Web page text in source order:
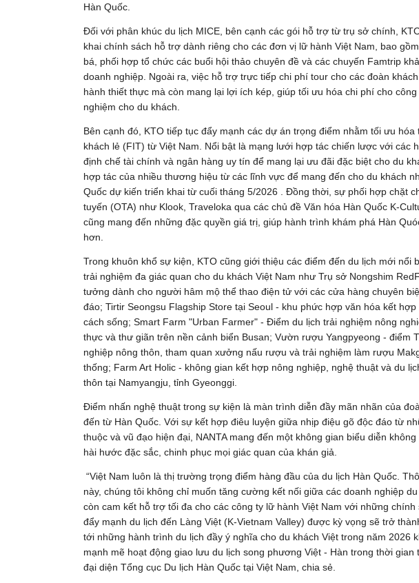
Hàn Quốc.
Đối với phân khúc du lịch MICE, bên cạnh các gói hỗ trợ từ trụ sở chính,
khai chính sách hỗ trợ dành riêng cho các đơn vị lữ hành Việt Nam, bao
bá, phối hợp tổ chức các buổi hội thảo chuyên đề và các chuyến Famtrip
doanh nghiệp. Ngoài ra, việc hỗ trợ trực tiếp chi phí tour cho các đoàn
hành thiết thực mà còn mang lại lợi ích kép, giúp tối ưu hóa chi phí cho
nghiệm cho du khách.
Bên cạnh đó, KTO tiếp tục đẩy mạnh các dự án trọng điểm nhằm tối ưu
khách lẻ (FIT) từ Việt Nam. Nổi bật là mạng lưới hợp tác chiến lược với các
định chế tài chính và ngân hàng uy tín để mang lại ưu đãi đặc biệt cho du
hợp tác của nhiều thương hiệu từ các lĩnh vực để mang đến cho du khách
Quốc dự kiến triển khai từ cuối tháng 5/2026 . Đồng thời, sự phối hợp chặt
tuyến (OTA) như Klook, Traveloka qua các chủ đề Văn hóa Hàn Quốc K-
cũng mang đến những đặc quyền giá trị, giúp hành trình khám phá Hàn
hơn.
Trong khuôn khổ sự kiện, KTO cũng giới thiệu các điểm đến du lịch mới nổi
trải nghiệm đa giác quan cho du khách Việt Nam như Trụ sở Nongshim
tưởng dành cho người hâm mộ thể thao điện tử với các cửa hàng chuyên
đáo; Tirtir Seongsu Flagship Store tại Seoul - khu phức hợp văn hóa kết
cách sống; Smart Farm "Urban Farmer" - Điểm du lịch trải nghiệm nông
thực và thư giãn trên nền cảnh biển Busan; Vườn rượu Yangpyeong - điểm
nghiệp nông thôn, tham quan xưởng nấu rượu và trải nghiệm làm rượu
thống; Farm Art Holic - không gian kết hợp nông nghiệp, nghệ thuật và du
thôn tại Namyangju, tỉnh Gyeonggi.
Điểm nhấn nghệ thuật trong sự kiện là màn trình diễn đầy mãn nhãn của
đến từ Hàn Quốc. Với sự kết hợp điêu luyện giữa nhịp điệu gõ độc đáo từ
thuộc và vũ đạo hiện đại, NANTA mang đến một không gian biểu diễn
hài hước đặc sắc, chinh phục mọi giác quan của khán giả.
“Việt Nam luôn là thị trường trọng điểm hàng đầu của du lịch Hàn Quốc.
này, chúng tôi không chỉ muốn tăng cường kết nối giữa các doanh nghiệp
còn cam kết hỗ trợ tối đa cho các công ty lữ hành Việt Nam với những
đẩy mạnh du lịch đến Làng Việt (K-Vietnam Valley) được kỳ vọng sẽ trở
tới những hành trình du lịch đầy ý nghĩa cho du khách Việt trong năm 2026
mạnh mẽ hoạt động giao lưu du lịch song phương Việt - Hàn trong thời gian
đại diện Tổng cục Du lịch Hàn Quốc tại Việt Nam, chia sẻ.